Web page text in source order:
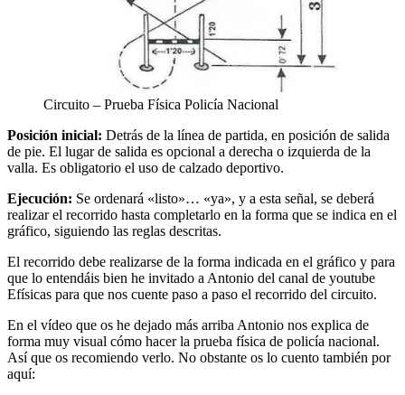
Circuito – Prueba Física Policía Nacional
Posición inicial: Detrás de la línea de partida, en posición de salida
de pie. El lugar de salida es opcional a derecha o izquierda de la
valla. Es obligatorio el uso de calzado deportivo.
Ejecución: Se ordenará «listo»… «ya», y a esta señal, se deberá
realizar el recorrido hasta completarlo en la forma que se indica en el
gráfico, siguiendo las reglas descritas.
El recorrido debe realizarse de la forma indicada en el gráfico y para
que lo entendáis bien he invitado a Antonio del canal de youtube
Efísicas para que nos cuente paso a paso el recorrido del circuito.
En el vídeo que os he dejado más arriba Antonio nos explica de
forma muy visual cómo hacer la prueba física de policía nacional.
Así que os recomiendo verlo. No obstante os lo cuento también por
aquí: